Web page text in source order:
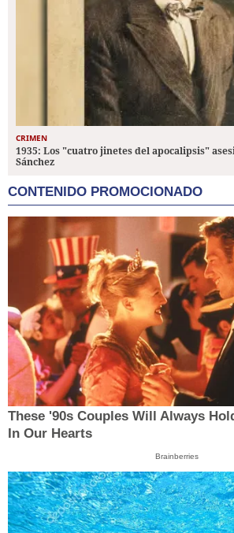
CRIMEN
1935: Los "cuatro jinetes del apocalipsis"
Sánchez
CONTENIDO PROMOCIONADO
These '90s Couples Will Always
In Our Hearts
Brainberries